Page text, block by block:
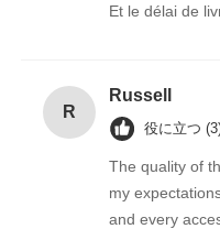
Et le délai de
R
Russell
役に立つ
The quality of
my
and every